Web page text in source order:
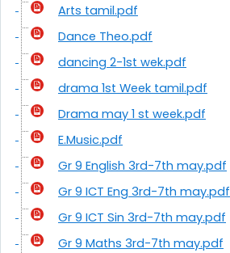
Arts tamil.pdf
Dance Theo.pdf
dancing 2-1st wek.pdf
drama 1st Week tamil.pdf
Drama may 1 st week.pdf
E.Music.pdf
Gr 9 English 3rd-7th may.pdf
Gr 9 ICT Eng 3rd-7th may.pdf
Gr 9 ICT Sin 3rd-7th may.pdf
Gr 9 Maths 3rd-7th may.pdf